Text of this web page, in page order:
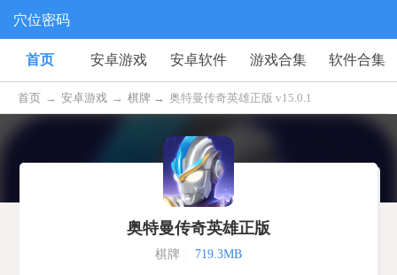
穴位密码
首页 安卓游戏 安卓软件 游戏合集 软件合集
首页 → 安卓游戏 → 棋牌 → 奥特曼传奇英雄正版 v15.0.1
奥特曼传奇英雄正版
棋牌 719.3MB